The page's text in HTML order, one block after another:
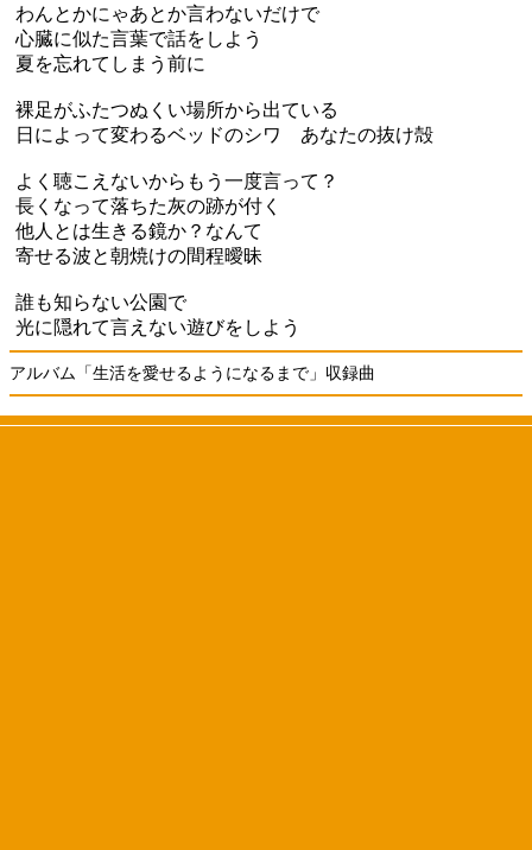
わんとかにゃあとか言わないだけで
心臓に似た言葉で話をしよう
夏を忘れてしまう前に
裸足がふたつぬくい場所から出ている
日によって変わるベッドのシワ あなたの抜け殻
よく聴こえないからもう一度言って？
長くなって落ちた灰の跡が付く
他人とは生きる鏡か？なんて
寄せる波と朝焼けの間程曖昧
誰も知らない公園で
光に隠れて言えない遊びをしよう
アルバム「生活を愛せるようになるまで」収録曲